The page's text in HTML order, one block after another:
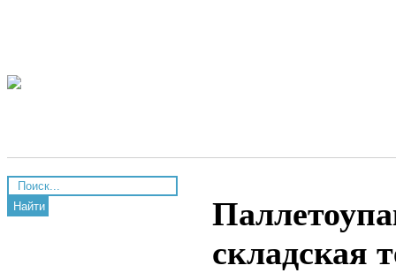
Найти
складская